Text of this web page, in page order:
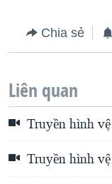
Chia sẻ
Liên quan
Truyền hình
Truyền hình